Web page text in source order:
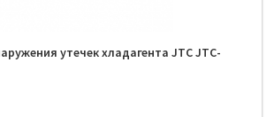
утечек хладагента JTC JTC-